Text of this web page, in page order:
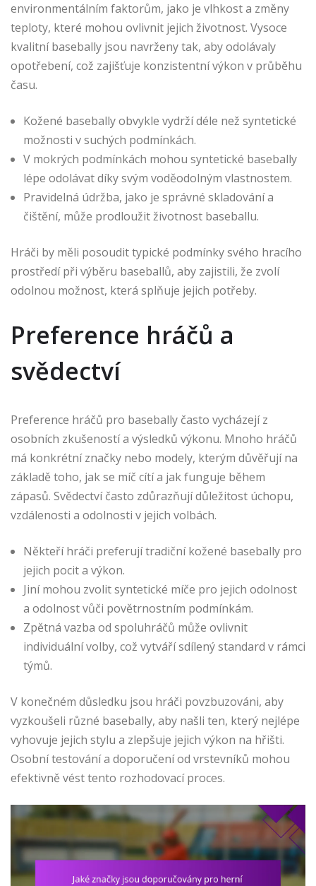
environmentálním faktorům, jako je vlhkost a změny
teploty, které mohou ovlivnit jejich životnost. Vysoce
kvalitní basebally jsou navrženy tak, aby odolávaly
opotřebení, což zajišťuje konzistentní výkon v průběhu
času.
Kožené basebally obvykle vydrží déle než syntetické
možnosti v suchých podmínkách.
V mokrých podmínkách mohou syntetické basebally
lépe odolávat díky svým voděodolným vlastnostem.
Pravidelná údržba, jako je správné skladování a
čištění, může prodloužit životnost baseballu.
Hráči by měli posoudit typické podmínky svého hracího
prostředí při výběru baseballů, aby zajistili, že zvolí
odolnou možnost, která splňuje jejich potřeby.
Preference hráčů a
svědectví
Preference hráčů pro basebally často vycházejí z
osobních zkušeností a výsledků výkonu. Mnoho hráčů
má konkrétní značky nebo modely, kterým důvěřují na
základě toho, jak se míč cítí a jak funguje během
zápasů. Svědectví často zdůrazňují důležitost úchopu,
vzdálenosti a odolnosti v jejich volbách.
Někteří hráči preferují tradiční kožené basebally pro
jejich pocit a výkon.
Jiní mohou zvolit syntetické míče pro jejich odolnost
a odolnost vůči povětrnostním podmínkám.
Zpětná vazba od spoluhráčů může ovlivnit
individuální volby, což vytváří sdílený standard v rámci
týmů.
V konečném důsledku jsou hráči povzbuzováni, aby
vyzkoušeli různé basebally, aby našli ten, který nejlépe
vyhovuje jejich stylu a zlepšuje jejich výkon na hřišti.
Osobní testování a doporučení od vrstevníků mohou
efektivně vést tento rozhodovací proces.